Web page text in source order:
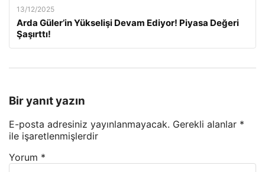
13/12/2025
Arda Güler’in Yükselişi Devam Ediyor! Piyasa Değeri
Şaşırttı!
Bir yanıt yazın
E-posta adresiniz yayınlanmayacak. Gerekli alanlar *
ile işaretlenmişlerdir
Yorum *